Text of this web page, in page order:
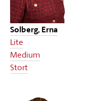
Solberg, Erna
Lite
Medium
Stort